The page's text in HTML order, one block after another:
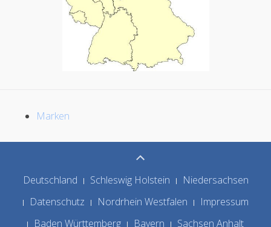
Marken
Deutschland Schleswig Holstein
Niedersachsen
Datenschutz
Nordrhein Westfalen
Impressum
Baden Württemberg
Bayern Sachsen Anhalt